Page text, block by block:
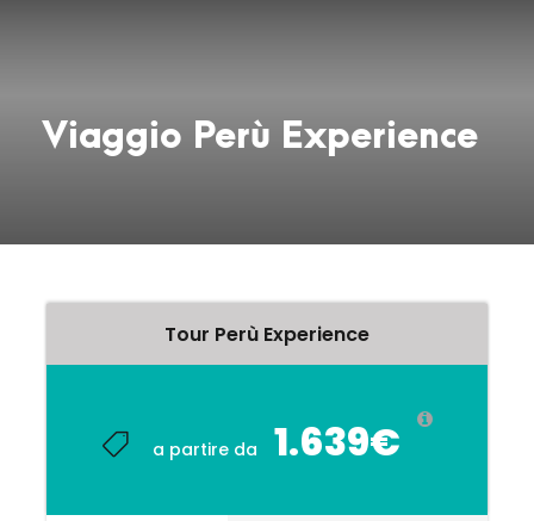
Viaggio Perù Experience
Tour Perù Experience
a partire da 1.639€